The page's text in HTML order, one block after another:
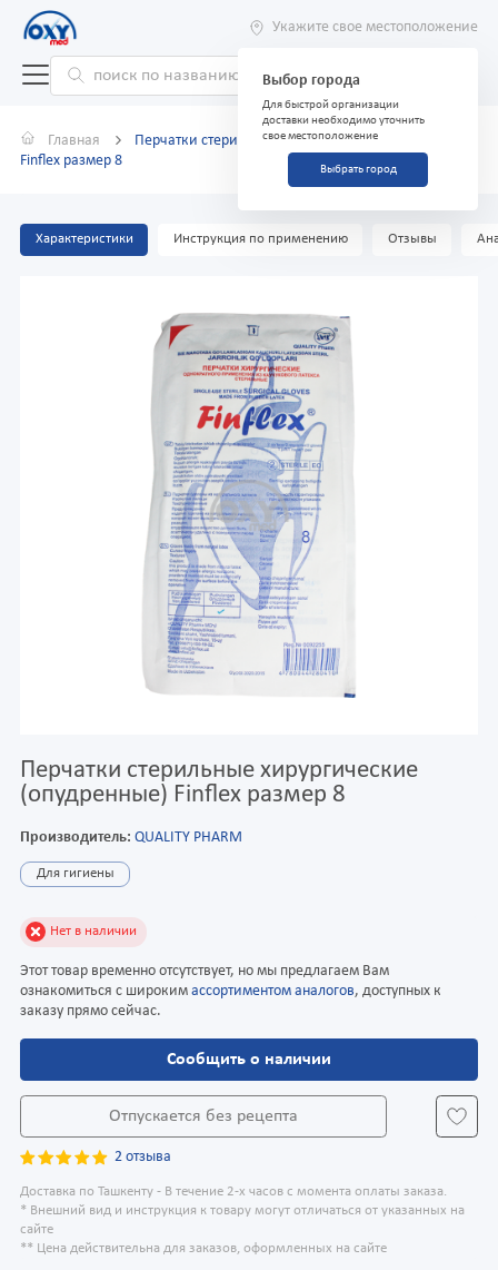
Укажите свое местоположение
Выбор города
Для быстрой организации
доставки необходимо уточнить
свое местоположение
Выбрать город
Главная
Перчатки стерильные хирургические (опудренные)
Finflex размер 8
Характеристики Инструкция по применению Отзывы
Перчатки стерильные хирургические
(опудренные) Finflex размер 8
Производитель: QUALITY PHARM
Для гигиены
Нет в наличии
Этот товар временно отсутствует, но мы предлагаем Вам
ознакомиться с широким ассортиментом аналогов, доступных к
заказу прямо сейчас.
Сообщить о наличии
Отпускается без рецепта
2 отзыва
Доставка по Ташкенту - В течение 2-х часов с момента оплаты заказа.
* Внешний вид и инструкция к товару могут отличаться от указанных на
сайте
** Цена действительна для заказов, оформленных на сайте